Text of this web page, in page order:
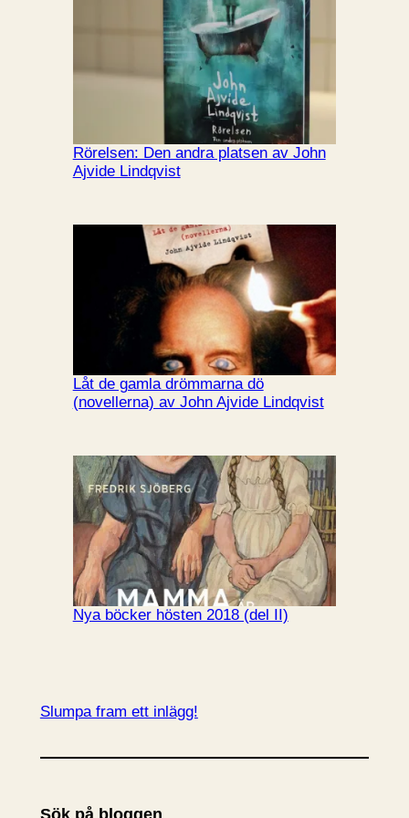
Rörelsen: Den andra platsen av John
Ajvide Lindqvist
Låt de gamla drömmarna dö
(novellerna) av John Ajvide Lindqvist
Nya böcker hösten 2018 (del II)
Slumpa fram ett inlägg!